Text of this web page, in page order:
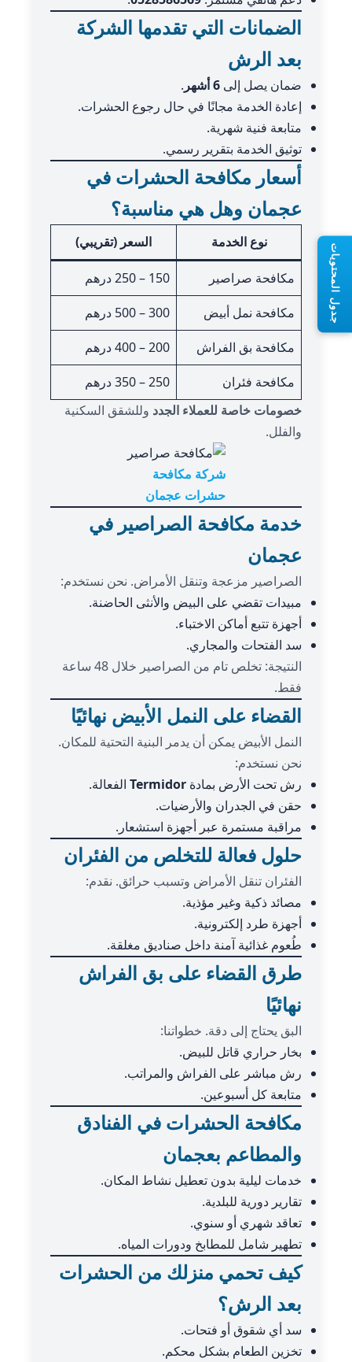
الضمانات التي تقدمها الشركة
بعد الرش
ضمان يصل إلى 6 أشهر
.
إعادة الخدمة مجانًا في حال رجوع الحشرات.
متابعة فنية شهرية.
توثيق الخدمة بتقرير رسمي.
أسعار مكافحة الحشرات في
عجمان وهل هي مناسبة؟
نوع الخدمة السعر (تقريبي)
مكافحة صراصير
150 – 250 درهم
مكافحة نمل أبيض
300 – 500 درهم
مكافحة بق الفراش
200 – 400 درهم
مكافحة فئران
250 – 350 درهم
خصومات خاصة للعملاء الجدد وللشقق السكنية
والفلل.
شركة مكافحة
حشرات عجمان
خدمة مكافحة الصراصير في
عجمان
الصراصير مزعجة وتنقل الأمراض. نحن نستخدم:
مبيدات تقضي على البيض والأنثى الحاضنة.
أجهزة تتبع أماكن الاختباء.
سد الفتحات والمجاري.
النتيجة: تخلص تام من الصراصير خلال 48 ساعة
فقط.
القضاء على النمل الأبيض نهائيًا
النمل الأبيض يمكن أن يدمر البنية التحتية للمكان.
نحن نستخدم:
رش تحت الأرض بمادة Termidor الفعالة.
حقن في الجدران والأرضيات.
مراقبة مستمرة عبر أجهزة استشعار.
حلول فعالة للتخلص من الفئران
الفئران تنقل الأمراض وتسبب حرائق. نقدم:
مصائد ذكية وغير مؤذية.
أجهزة طرد إلكترونية.
طُعوم غذائية آمنة داخل صناديق مغلقة.
طرق القضاء على بق الفراش
نهائيًا
البق يحتاج إلى دقة. خطواتنا:
بخار حراري قاتل للبيض.
رش مباشر على الفراش والمراتب.
متابعة كل أسبوعين.
مكافحة الحشرات في الفنادق
والمطاعم بعجمان
خدمات ليلية بدون تعطيل نشاط المكان.
تقارير دورية للبلدية.
تعاقد شهري أو سنوي.
تطهير شامل للمطابخ ودورات المياه.
كيف تحمي منزلك من الحشرات
بعد الرش؟
سد أي شقوق أو فتحات.
تخزين الطعام بشكل محكم.
جدول المحتويات